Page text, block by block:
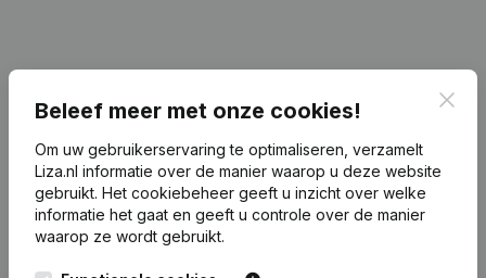
Invest I
2024 2023 2022
vermogen
€1.496.837
Beleef meer met onze cookies!
Om uw gebruikerservaring te optimaliseren, verzamelt
Liza.nl informatie over de manier waarop u deze website
gebruikt. Het cookiebeheer geeft u inzicht over welke
informatie het gaat en geeft u controle over de manier
waarop ze wordt gebruikt.